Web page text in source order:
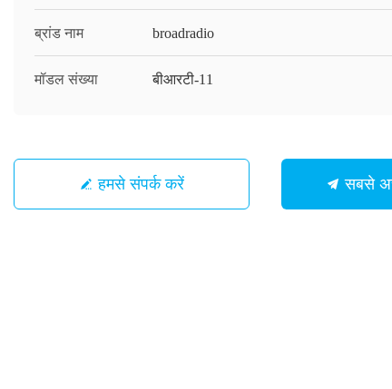
ब्रांड नाम broadradio
मॉडल संख्या बीआरटी-11
हमसे संपर्क करें सबसे